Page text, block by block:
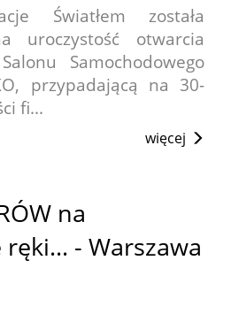
Światłem została
uroczystość otwarcia
Samochodowego
przypadającą na 30-
fi...
więcej
na
- Warszawa